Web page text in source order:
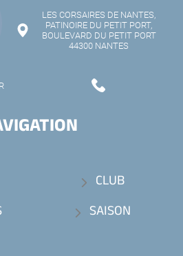
LES CORSAIRES DE NANTES,
PATINOIRE DU PETIT PORT,
BOULEVARD DU PETIT PORT
44300 NANTES
CLUB
SAISON